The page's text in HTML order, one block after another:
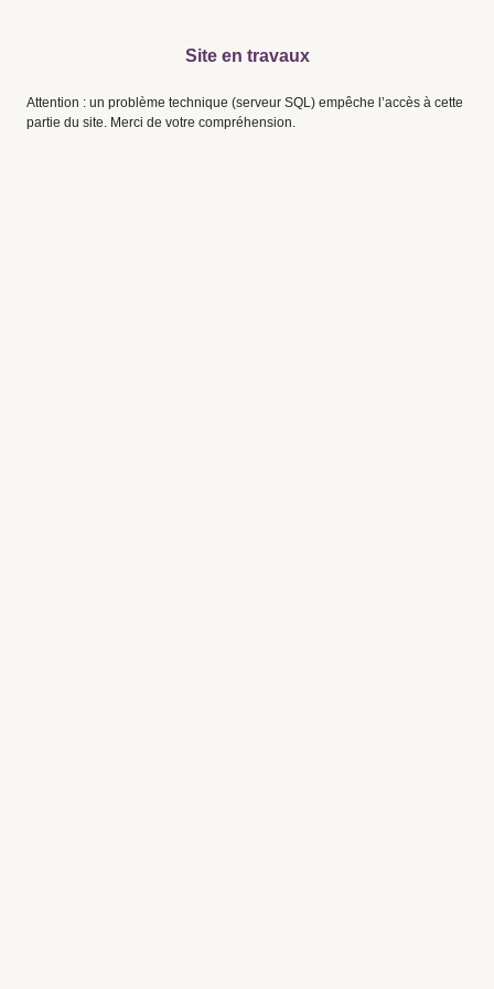
Site en travaux
Attention : un problème technique (serveur SQL) empêche l’accès à cette
partie du site. Merci de votre compréhension.